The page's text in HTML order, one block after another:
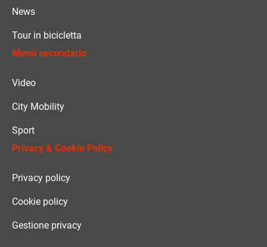
News
Tour in bicicletta
Menù secondario
Video
City Mobility
Sport
Privacy & Cookie Policy
Privacy policy
Cookie policy
Gestione privacy